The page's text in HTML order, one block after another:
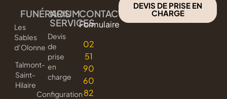
FUNÉRARIUM
Les
Sables
d’Olonne
Talmont-
Saint-
Hilaire
NOS
SERVICES
Devis
de
prise
en
charge
Configuration
CONTACT
Formulaire
02
51
90
60
82
DEVIS DE PRISE EN
CHARGE